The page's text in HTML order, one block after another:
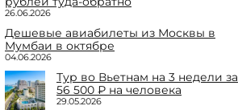
26.06.2026
Дешевые авиабилеты из Москвы в
Мумбаи в октябре
04.06.2026
Тур во Вьетнам на 3 недели за
56 500 ₽ на человека
29.05.2026